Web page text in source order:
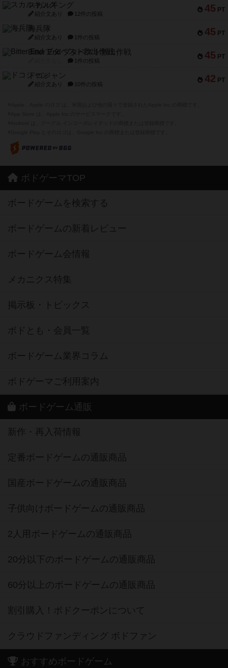
45 PT
スカルキング
紹介文あり 12件の投稿
45 PT
海兵隊
紹介文あり 1件の投稿
45 PT
Bitter End ブタペスト救出作戦
1件の投稿
42 PT
ドコジャン
紹介文あり 10件の投稿
ボドゲーマTOP
ボードゲームを検索する
ボードゲームの新着レビュー
ボードゲーム会情報
メカニクス特集
掲示板・トピックス
ボドとも・会員一覧
ボードゲーム業界コラム
ボドゲーマご利用案内
ボードゲーム通販
新作・再入荷情報
定番ボードゲームの通販商品
国産ボードゲームの通販商品
子供向けボードゲームの通販商品
2人用ボードゲームの通販商品
20分以下のボードゲームの通販商品
60分以上のボードゲームの通販商品
割引購入！ボドクーポンについて
クラウドファンディング ボドファン
おすすめボードゲーム